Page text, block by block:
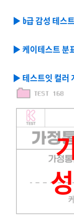
▶️ b급 감성 테스
▶️ 케이테스트 분
▶️ 테스트잇 컬러